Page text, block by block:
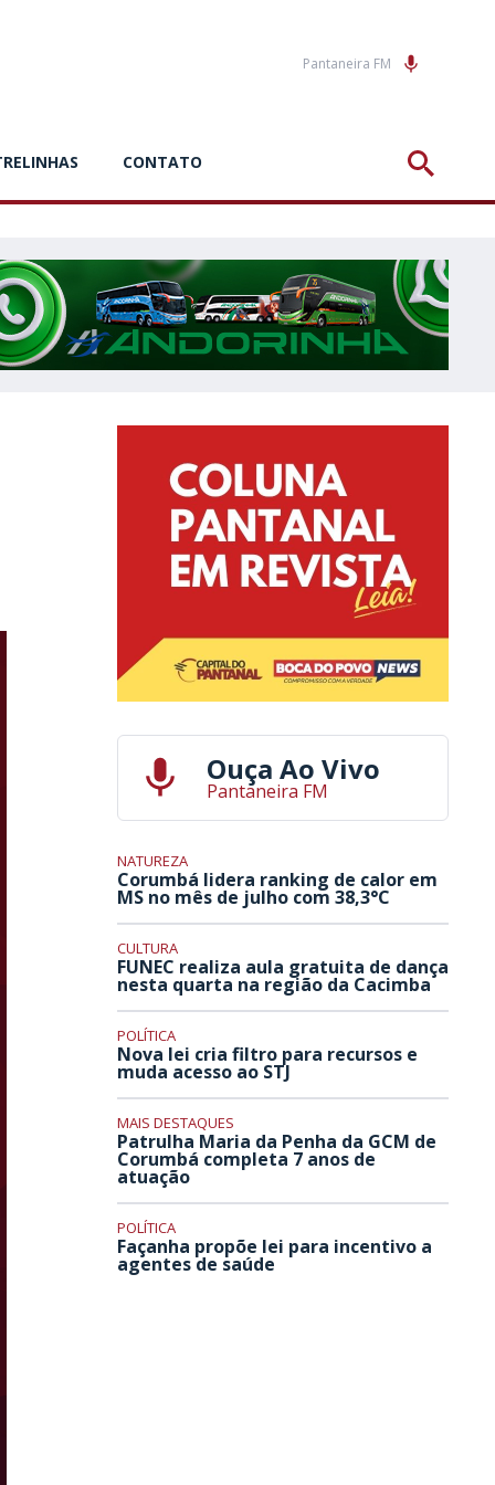
Pantaneira FM
CONTATO
Ouça Ao Vivo
Pantaneira FM
NATUREZA
Corumbá lidera ranking de calor em
MS no mês de julho com 38,3°C
CULTURA
FUNEC realiza aula gratuita de dança
nesta quarta na região da Cacimba
POLÍTICA
Nova lei cria filtro para recursos e
muda acesso ao STJ
MAIS DESTAQUES
Patrulha Maria da Penha da GCM de
Corumbá completa 7 anos de
atuação
POLÍTICA
Façanha propõe lei para incentivo a
agentes de saúde